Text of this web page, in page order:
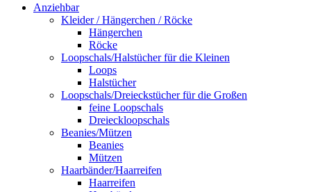
Anziehbar
Kleider / Hängerchen / Röcke
Hängerchen
Röcke
Loopschals/Halstücher für die Kleinen
Loops
Halstücher
Loopschals/Dreieckstücher für die Großen
feine Loopschals
Dreieckloopschals
Beanies/Mützen
Beanies
Mützen
Haarbänder/Haarreifen
Haarreifen